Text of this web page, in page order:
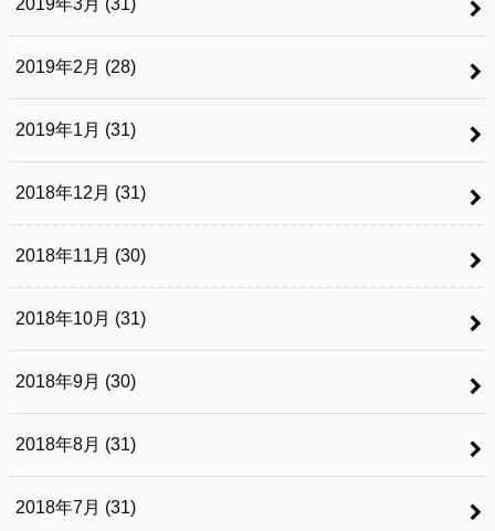
2019年3月 (31)
2019年2月 (28)
2019年1月 (31)
2018年12月 (31)
2018年11月 (30)
2018年10月 (31)
2018年9月 (30)
2018年8月 (31)
2018年7月 (31)